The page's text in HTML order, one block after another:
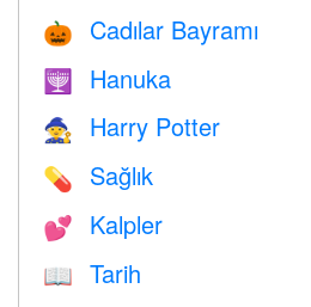
🎃 Cadılar Bayramı
🕎 Hanuka
🧙 Harry Potter
💊 Sağlık
💕 Kalpler
📖
Tarih